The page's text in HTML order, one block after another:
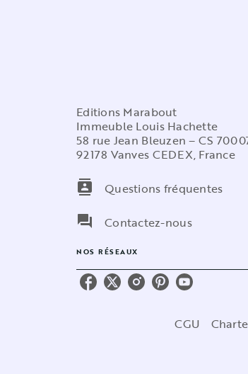
Editions Marabout
Immeuble Louis Hachette
58 rue Jean Bleuzen – CS
92178 Vanves CEDEX, France
contacts
Questions fréquentes
question_answer
Contactez-nous
NOS RÉSEAUX
CGU